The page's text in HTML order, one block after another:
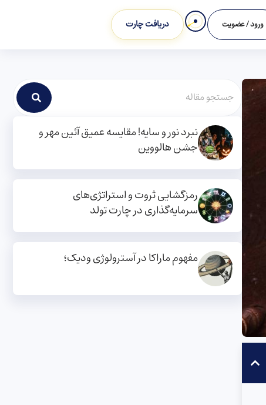
ورود / عضویت دریافت چارت
نبرد نور و سایه! مقایسه عمیق آئین مهر و
جشن هالووین
رمزگشایی ثروت و استراتژی‌های
سرمایه‌گذاری در چارت تولد
مفهوم ماراکا در آسترولوژی ودیک؛